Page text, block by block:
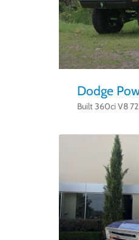
Dodge
Built 360ci V8